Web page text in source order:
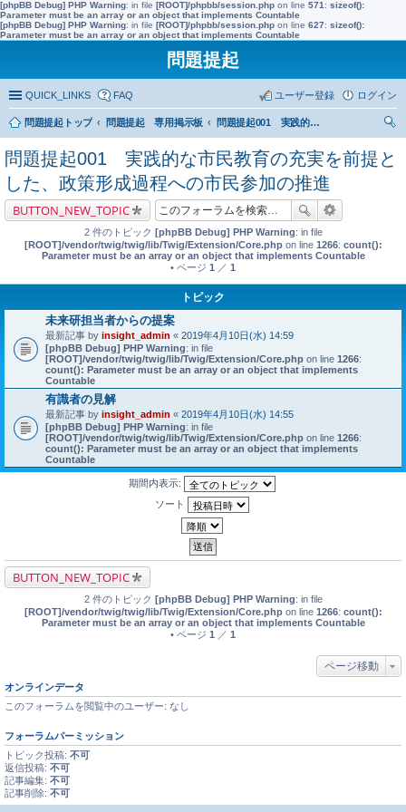
[phpBB Debug] PHP Warning: in file [ROOT]/phpbb/session.php on line 571 : sizeof():
Parameter must be an array or an object that implements Countable
[phpBB Debug] PHP Warning: in file [ROOT]/phpbb/session.php on line 627: sizeof():
Parameter must be an array or an object that implements Countable
問題提起
QUICK_LINKS FAQ ログイン
ユーザー登録
問題提起トップ 問題提起 専用掲示板
問題提起001 実践的な市民教育の充実を前提とした、政策形成過程への市民参加の推進
問題提起001 実践的な市民教育の充実を前提と
した、政策形成過程への市民参加の推進
BUTTON_NEW_TOPIC
2 件のトピック [phpBB Debug] PHP Warning: in file
[ROOT]/vendor/twig/twig/lib/Twig/Extension/Core.phpon line 1266: count():
Parameter must be an array or an object that implements Countable
• ページ 1 ／ 1
トピック
未来研担当者からの提案
最新記事 by insight_admin « 2019年4月10日(水) 14:59
[phpBB Debug] PHP Warning: in file
[ROOT]/vendor/twig/twig/lib/Twig/Extension/Core.php on line 1266:
count(): Parameter must be an array or an object that implements
Countable
有識者の見解
最新記事 by insight_admin « 2019年4月10日(水) 14:55
[phpBB Debug] PHP Warning: in file
[ROOT]/vendor/twig/twig/lib/Twig/Extension/Core.php on line 1266:
count(): Parameter must be an array or an object that implements
Countable
期間内表示:
ソート
BUTTON_NEW_TOPIC
2 件のトピック [phpBB Debug] PHP Warning: in file
[ROOT]/vendor/twig/twig/lib/Twig/Extension/Core.phpon line 1266: count():
Parameter must be an array or an object that implements Countable
• ページ 1 ／ 1
ページ移動
オンラインデータ
このフォーラムを閲覧中のユーザー: なし
フォーラムパーミッション
トピック投稿: 不可
返信投稿: 不可
記事編集: 不可
記事削除: 不可